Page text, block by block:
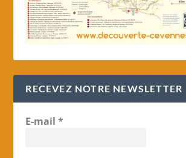
RECEVEZ NOTRE NEWSLETTER
E-mail*